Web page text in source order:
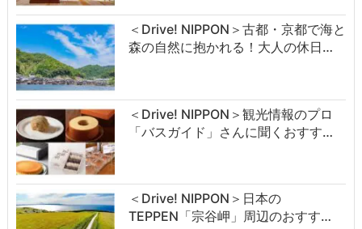
＜Drive! NIPPON＞古都・京都で海と
森の自然に抱かれる！大人の休日…
＜Drive! NIPPON＞観光情報のプロ
「バスガイド」さんに聞くおすす…
＜Drive! NIPPON＞日本の
TEPPEN「宗谷岬」周辺のおすす…